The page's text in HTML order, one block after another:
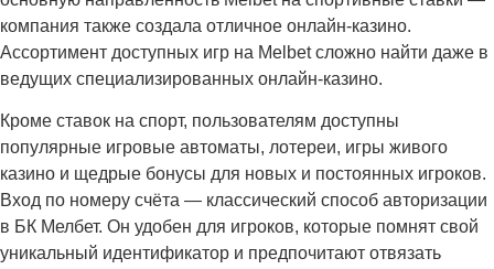
компания также создала отличное онлайн-казино.
Ассортимент доступных игр на Melbet сложно найти даже в
ведущих специализированных онлайн-казино.
Кроме ставок на спорт, пользователям доступны
популярные игровые автоматы, лотереи, игры живого
казино и щедрые бонусы для новых и постоянных игроков.
Вход по номеру счёта — классический способ авторизации
в БК Мелбет. Он удобен для игроков, которые помнят свой
уникальный идентификатор и предпочитают отвязать